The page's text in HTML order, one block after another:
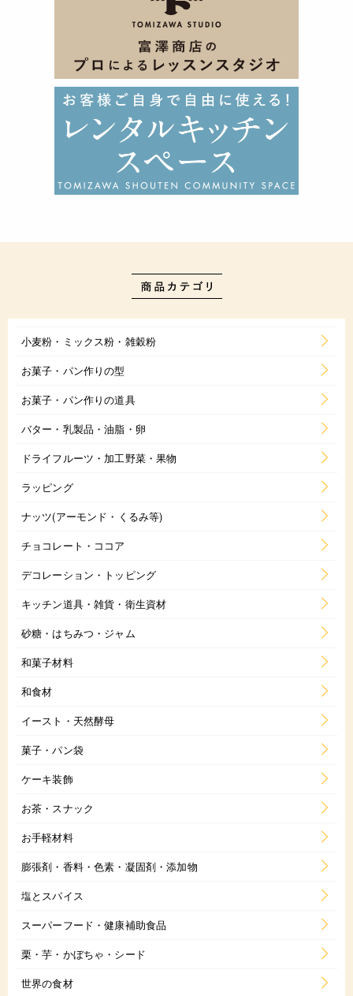
小麦粉・ミックス粉・雑穀粉
お菓子・パン作りの型
お菓子・パン作りの道具
バター・乳製品・油脂・卵
ドライフルーツ・加工野菜・果物
ラッピング
ナッツ(アーモンド・くるみ等)
チョコレート・ココア
デコレーション・トッピング
キッチン道具・雑貨・衛生資材
砂糖・はちみつ・ジャム
和菓子材料
和食材
イースト・天然酵母
菓子・パン袋
ケーキ装飾
お茶・スナック
お手軽材料
膨張剤・香料・色素・凝固剤・添加物
塩とスパイス
スーパーフード・健康補助食品
栗・芋・かぼちゃ・シード
世界の食材